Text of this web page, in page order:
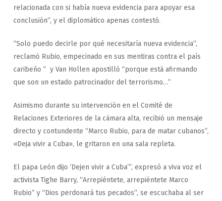
relacionada con si había nueva evidencia para apoyar esa
conclusión”, y el diplomático apenas contestó.
“Solo puedo decirle por qué necesitaría nueva evidencia”,
reclamó Rubio, empecinado en sus mentiras contra el país
caribeño ” y Van Hollen apostilló “porque está afirmando
que son un estado patrocinador del terrorismo…”
Asimismo durante su intervención en el Comité de
Relaciones Exteriores de la cámara alta, recibió un mensaje
directo y contundente “Marco Rubio, para de matar cubanos”,
«Deja vivir a Cuba», le gritaron en una sala repleta.
El papa León dijo ‘Dejen vivir a Cuba’”, expresó a viva voz el
activista Tighe Barry, “Arrepiéntete, arrepiéntete Marco
Rubio” y “Dios perdonará tus pecados”, se escuchaba al ser